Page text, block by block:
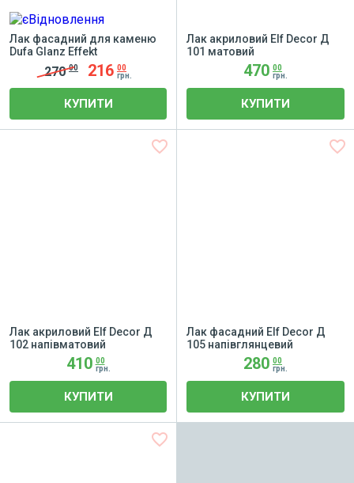
Лак фасадний для каменю
Dufa Glanz Effekt
270 00 216 00
грн.
КУПИТИ
Лак акриловий Elf Decor Д
101 матовий
470 00
грн.
КУПИТИ
Лак акриловий Elf Decor Д
102 напівматовий
410 00
грн.
КУПИТИ
favorite_border
Лак фасадний Elf Decor Д
105 напівглянцевий
280 00
грн.
КУПИТИ
favorite_border
favorite_border